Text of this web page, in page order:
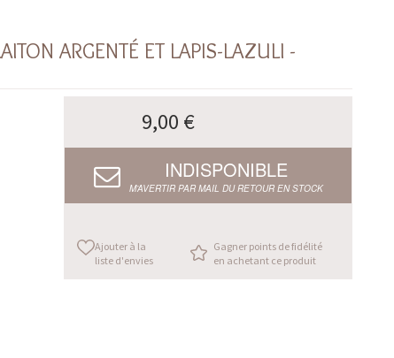
ARGENTÉ ET LAPIS-LAZULI -
9,00 €
INDISPONIBLE
M’AVERTIR PAR MAIL DU RETOUR EN STOCK
Ajouter à la
liste d'envies
Gagner points de fidélité
en achetant ce produit